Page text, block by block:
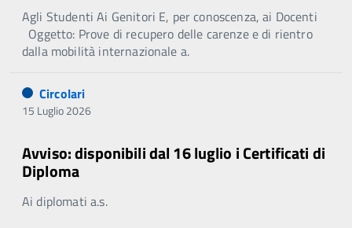
Agli Studenti Ai Genitori E, per conoscenza, ai Docenti
Oggetto: Prove di recupero delle carenze e di rientro
dalla mobilità internazionale a.
Circolari
15 Luglio 2026
Avviso: disponibili dal 16 luglio i Certificati di
Diploma
Ai diplomati a.s.